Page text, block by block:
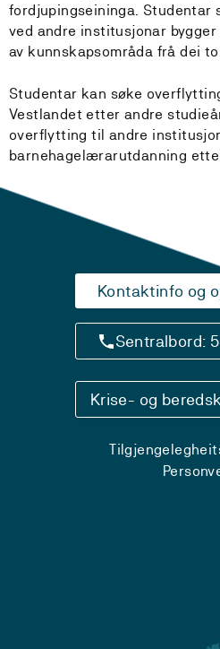
fordjupingseininga. Studentar
ved andre institusjonar
av kunnskapsområda frå dei
Studentar kan søke
Vestlandet etter andre
overflytting til andre
barnehagelærarutdanning
Kontaktinfo og
Sentralbord:
Krise- og